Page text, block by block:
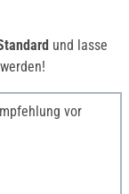
und lasse
vor